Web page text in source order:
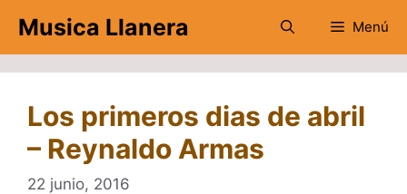
contenido
Musica Llanera Menú
Los primeros dias de abril
– Reynaldo Armas
22 junio, 2016